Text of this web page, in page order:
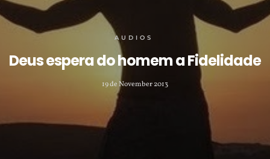
AUDIOS
Deus espera do homem a Fidelidade
19 de November 2013